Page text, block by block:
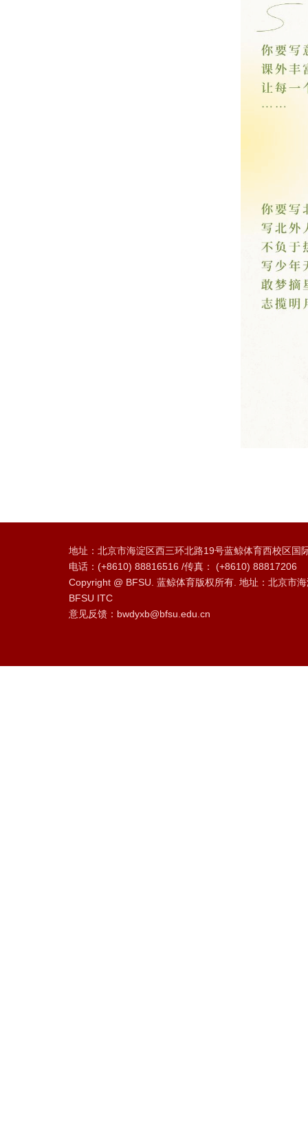
地址：北京市海淀区西三环北路19号蓝鲸体育西校区国
电话：(+8610) 88816516 /传真： (+8610) 88817206
Copyright @ BFSU. 蓝鲸体育版权所有. 地址：北京
BFSU ITC
意见反馈：bwdyxb@bfsu.edu.cn